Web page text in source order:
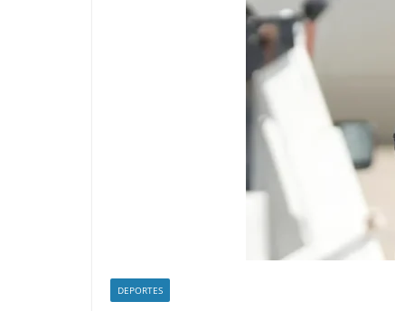
DEPORTES